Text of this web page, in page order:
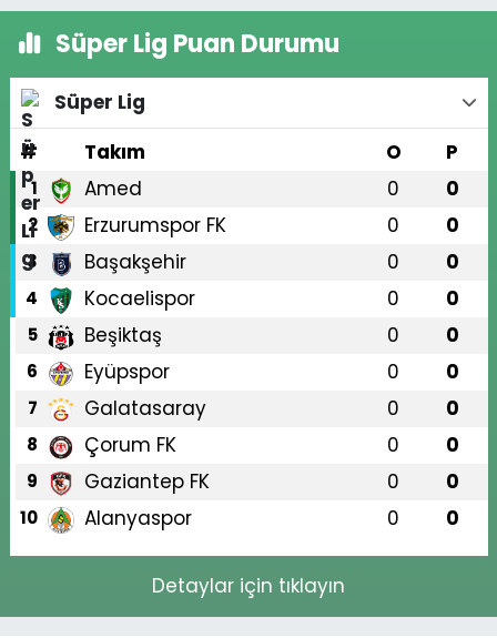
Süper Lig Puan Durumu
Süper Lig
#
Takım O P
1 Amed 0 0
2 Erzurumspor FK 0 0
3 Başakşehir 0 0
4 Kocaelispor 0 0
5 Beşiktaş 0 0
6 Eyüpspor 0 0
7 Galatasaray 0 0
8 Çorum FK 0 0
9 Gaziantep FK 0 0
10 Alanyaspor 0 0
Detaylar için tıklayın